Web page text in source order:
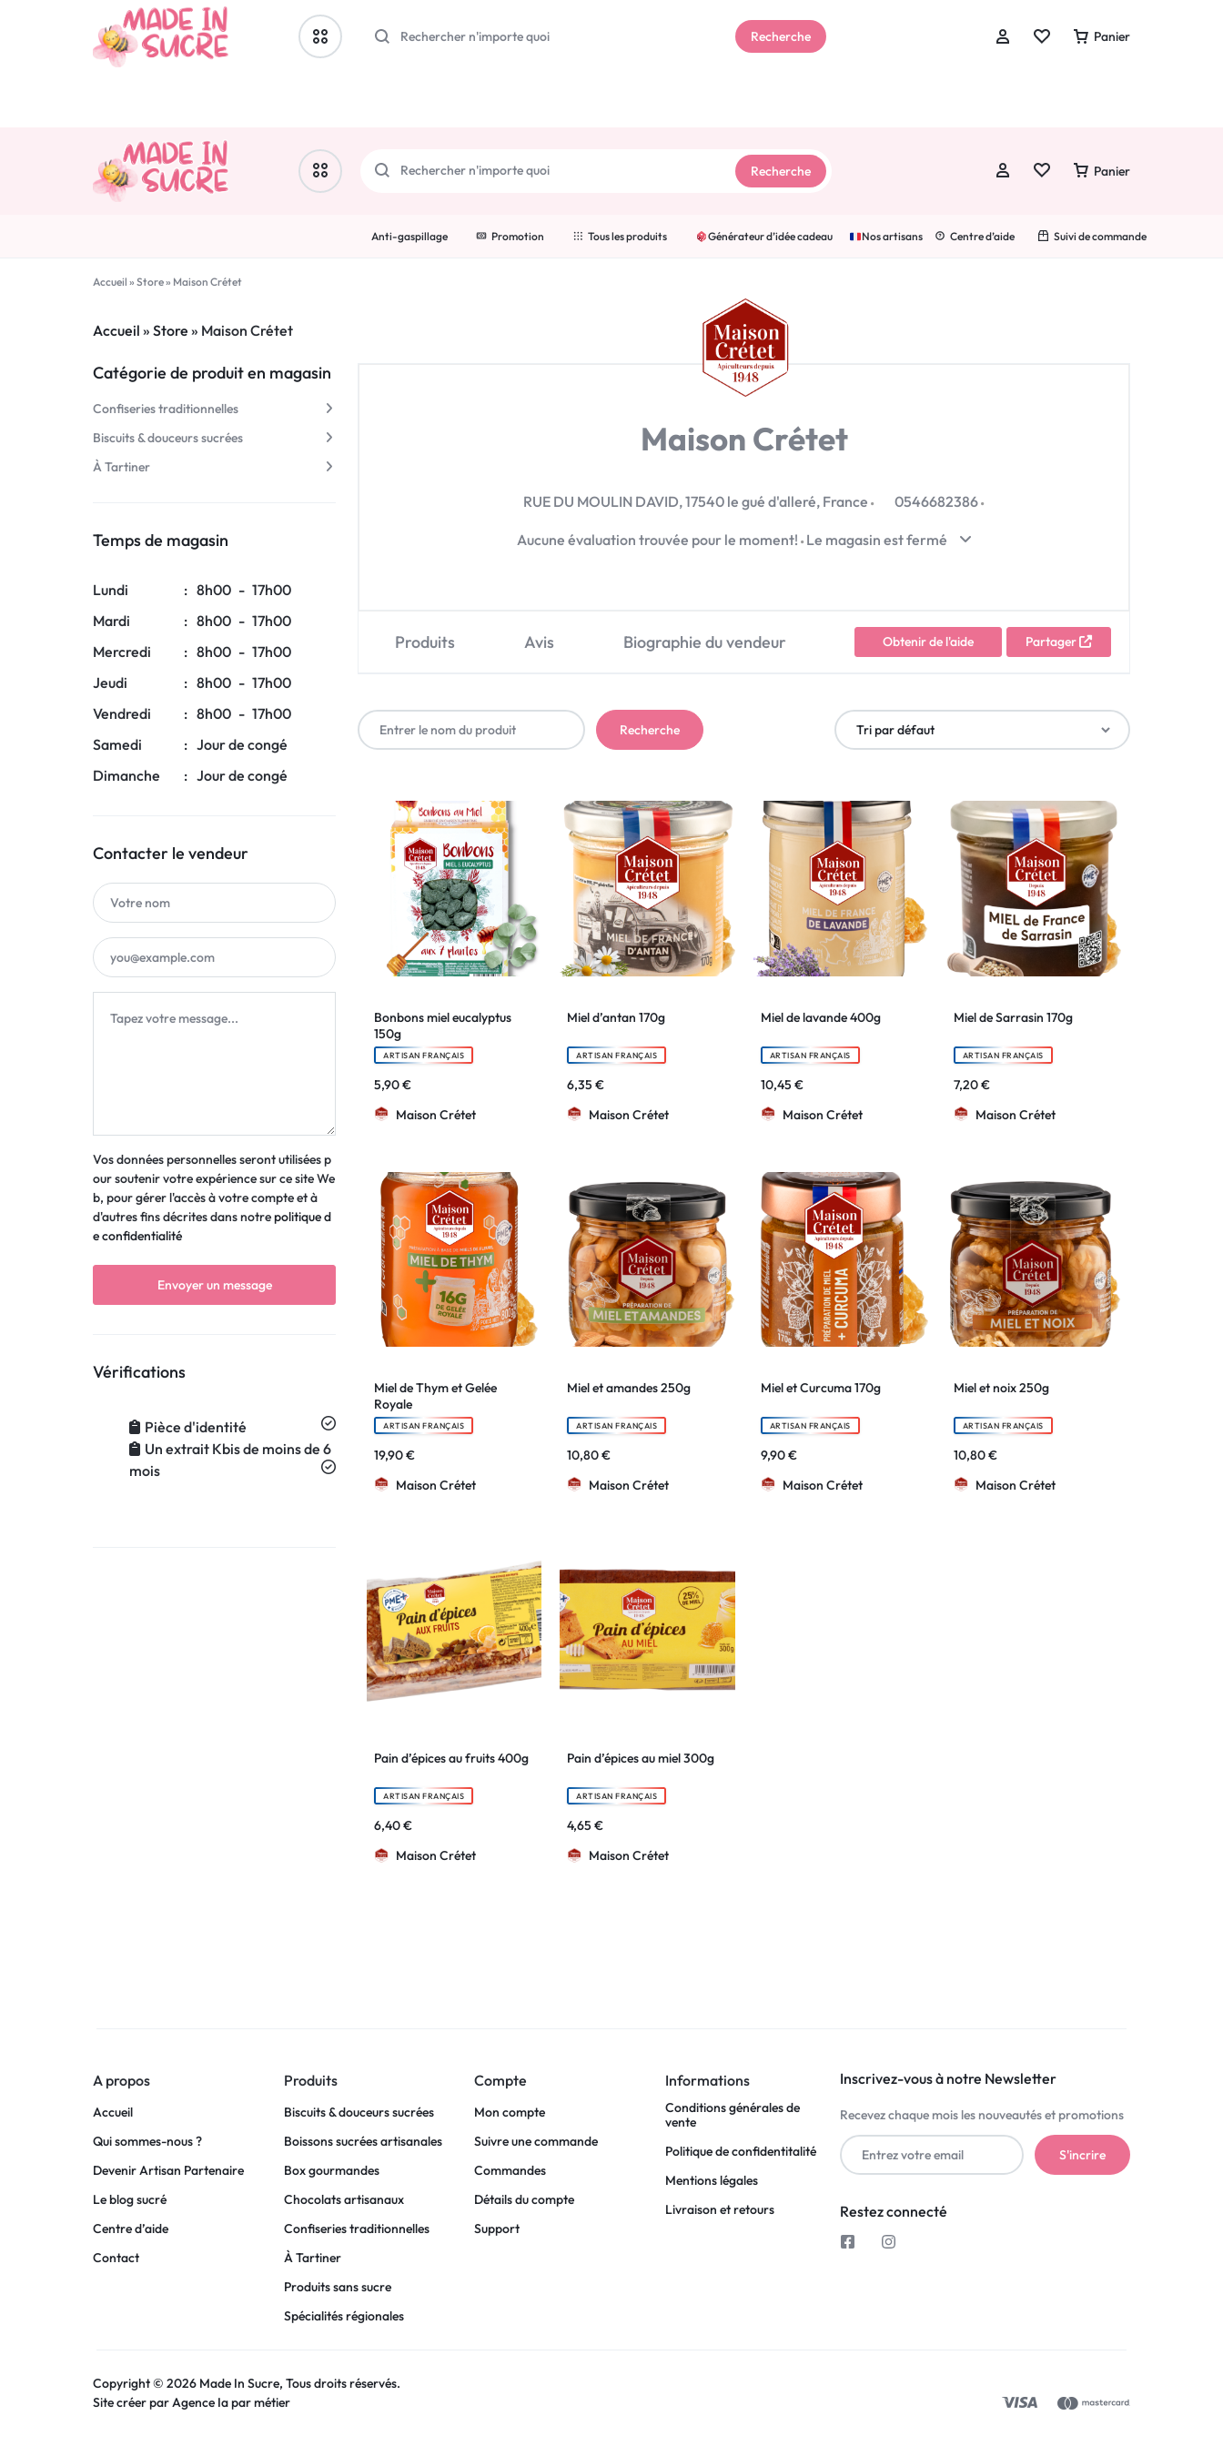
gourmandises d'exception
La cave sucrée
Confiseries traditionnelles
À Tartiner
Spécialités régionales
Box gourmandes
Recherche Panier
Anti-gaspillage Promotion Tous les produits Générateur d’idée cadeau Nos artisans Centre d’aide Suivi de commande
Biscuits & douceurs
Confiseries traditionnelles
Spécialités régionales
Box gourmandes
Recherche
Se connecter
Panier
Accueil » Store» Maison Crétet
Accueil » Store » Maison Crétet
Catégorie de produit en magasin
Confiseries traditionnelles
Biscuits & douceurs sucrées
À Tartiner
Temps de magasin
Lundi : 8h00 - 17h00
Mardi
: 8h00 - 17h00
Mercredi
: 8h00 - 17h00
Jeudi
: 8h00 - 17h00
Vendredi
: 8h00 - 17h00
Samedi
: Jour de congé
Dimanche
: Jour de congé
Contacter le vendeur
Vos données personnelles seront utilisées p
our soutenir votre expérience sur ce site We
b, pour gérer l'accès à votre compte et à
d'autres fins décrites dans notrepolitique d
e confidentialité
Vérifications
Pièce d'identité
Un extrait Kbis de moins de 6
mois
Maison Crétet
RUE DU MOULIN DAVID, 17540 le gué d'alleré, France 0546682386
Aucune évaluation trouvée pour le moment! Le magasin est fermé
Partager
Obtenir de l'aide
Produits Avis Biographie du vendeur
Bonbons miel eucalyptus
150g
ARTISAN FRANÇAIS
5,90€
Maison Crétet
Miel d’antan 170g
ARTISAN FRANÇAIS
6,35€
Maison Crétet
Miel de lavande 400g
ARTISAN FRANÇAIS
10,45 €
Maison Crétet
Miel de Sarrasin 170g
ARTISAN FRANÇAIS
7,20€
Maison Crétet
Miel de Thym et Gelée
Royale
ARTISAN FRANÇAIS
19,90€
Maison Crétet
Miel et amandes 250g
ARTISAN FRANÇAIS
10,80€
Maison Crétet
Miel et Curcuma 170g
ARTISAN FRANÇAIS
9,90€
Maison Crétet
Miel et noix 250g
ARTISAN FRANÇAIS
10,80€
Maison Crétet
Pain d’épices au fruits 400g
ARTISAN FRANÇAIS
6,40€
Maison Crétet
Pain d’épices au miel 300g
ARTISAN FRANÇAIS
4,65€
Maison Crétet
A propos
Accueil
Qui sommes-nous ?
Devenir Artisan Partenaire
Le blog sucré
Centre d’aide
Contact
Produits
Biscuits & douceurs sucrées
Boissons sucrées artisanales
Box gourmandes
Chocolats artisanaux
Confiseries traditionnelles
À Tartiner
Produits sans sucre
Spécialités régionales
Compte
Mon compte
Suivre une commande
Commandes
Détails du compte
Support
Informations
Conditions générales de
vente
Politique de confidentitalité
Mentions légales
Livraison et retours
Inscrivez-vous à notre Newsletter
Recevez chaque mois les nouveautés et promotions
Restez connecté
Copyright © 2026 Made In Sucre, Tous droits réservés.
Site créer parAgence Ia par métier